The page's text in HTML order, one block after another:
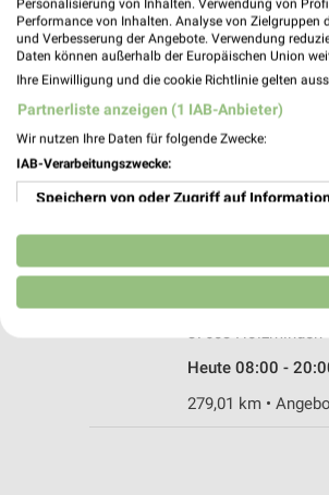
dm Einbeck
37574 Einbeck
Heute 08:00 -
Bülte 7
37603 Holzminden
Heute 08:00 -
279,01 km •
Personalisierung von Inhalten. Verwendung von
Performance von Inhalten. Analyse von
und Verbesserung der Angebote. Verwendung
Daten können außerhalb der Europäischen Union
Ihre Einwilligung und die cookie Richtlinie gelten
Partnerliste anzeigen (1 IAB-Anbieter)
Wir nutzen Ihre Daten für folgende Zwecke:
IAB-Verarbeitungszwecke:
Speichern von oder Zugriff auf
Verwendung reduzierter Daten zur
Erstellung von Profilen für personalisierte
Erstellung von Profilen zur